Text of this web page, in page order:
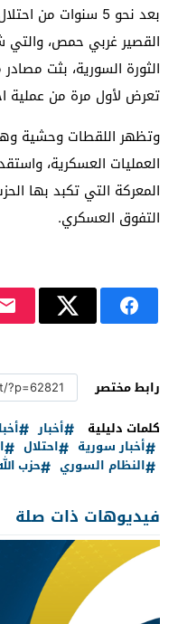
بعد نحو 5 سنوات
القصير غربي حمص،
الثورة السورية، بثت
تعرض لأول مرة من عملية
وتظهر اللقطات وحشية
العمليات العسكرية،
المعركة التي تكبد بها
التفوق العسكري.
رابط مختصر
كلمات دليلية
أخبار
أخبار سورية
احتلال
النظام السوري
حزب
فيديوهات ذات صلة